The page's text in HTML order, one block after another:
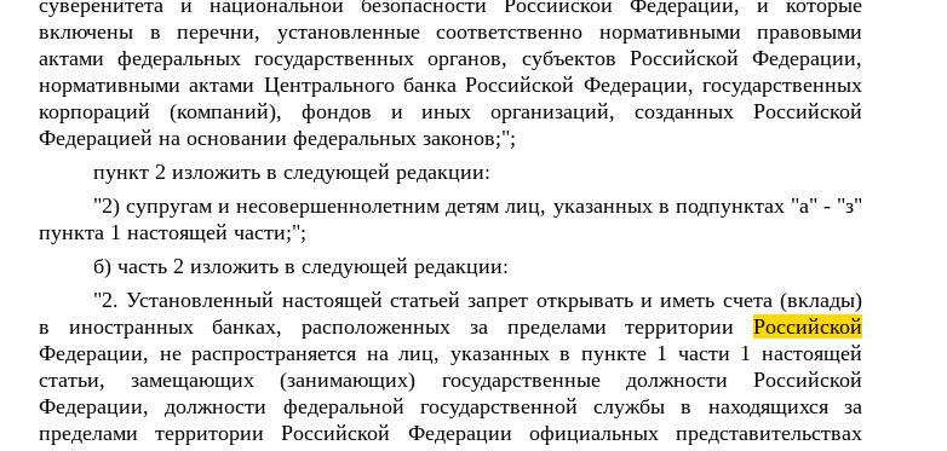
суверенитета и национальной безопасности Российской Федерации, и которые
включены в перечни, установленные соответственно нормативными правовыми
актами федеральных государственных органов, субъектов Российской Федерации,
нормативными актами Центрального банка Российской Федерации, государственных
корпораций (компаний), фондов и иных организаций, созданных Российской
Федерацией на основании федеральных законов;";
пункт 2 изложить в следующей редакции:
"2) супругам и несовершеннолетним детям лиц, указанных в подпунктах "а" - "з"
пункта 1 настоящей части;";
б) часть 2 изложить в следующей редакции:
"2. Установленный настоящей статьей запрет открывать и иметь счета (вклады)
в иностранных банках, расположенных за пределами территории Российской
Федерации, не распространяется на лиц, указанных в пункте 1 части 1 настоящей
статьи, замещающих (занимающих) государственные должности Российской
Федерации, должности федеральной государственной службы в находящихся за
пределами территории Российской Федерации официальных представительствах